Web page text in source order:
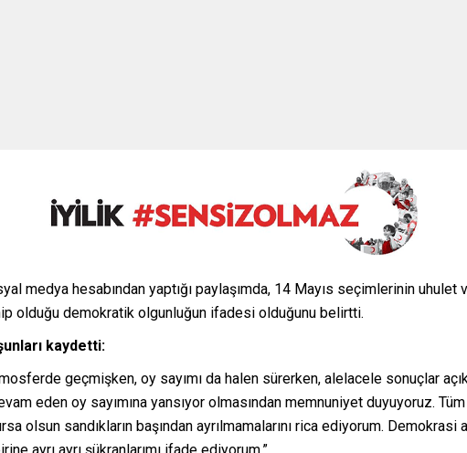
medya hesabından yaptığı paylaşımda, 14 Mayıs seçimlerinin
olduğu demokratik olgunluğun ifadesi olduğunu belirtti.
kaydetti:
geçmişken, oy sayımı da halen sürerken, alelacele sonuçlar
eden oy sayımına yansıyor olmasından memnuniyet duyuyoruz.
olsun sandıkların başından ayrılmamalarını rica ediyorum. Demokrasi